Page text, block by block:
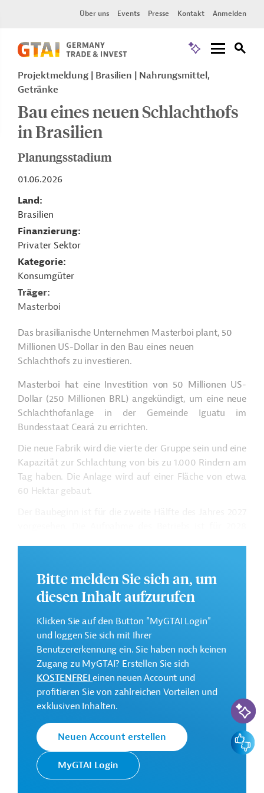
Über uns Events Presse Kontakt Anmelden
Projektmeldung Brasilien
Nahrungsmittel,
Getränke
Bau eines neuen Schlachthofs
in Brasilien
Planungsstadium
01.06.2026
Land
Brasilien
Finanzierung
Privater Sektor
Kategorie
Konsumgüter
Träger
Masterboi
Das brasilianische Unternehmen Masterboi plant, 50
Millionen US-Dollar in den Bau eines neuen
Schlachthofs zu investieren.
Masterboi hat eine Investition von 50 Millionen US-
Dollar (250 Millionen BRL) angekündigt, um eine neue
Schlachthofanlage in der Gemeinde Iguatu im
Bundesstaat Ceará zu errichten.
Die neue Fabrik wird die vierte der Gruppe sein und eine
Kapazität zur Schlachtung von bis zu 1.000 Rindern am
Tag haben. Die Anlage wird auf einer Fläche von etwa
60 Hektar gebaut.
Arbeitsplätze geschaffen werden. Unter
Berücksichtigung indirekter Effekte entlang der
Produktionskette könnte die Zahl auf etwa 1.000
Arbeitsplätze steigen.
Nach Angaben des Unternehmens und der
Landesregierung wurden bei der Wahl des Standorts
Faktoren wie Logistik, Wasserverfügbarkeit, die Präsenz
der Rinderzucht und die Nähe zur Bahnlinie
Transnordestinaberücksichtigt.
Das Projekt wird öffentliche Unterstützung in Form von
Infrastrukturmaßnahmen und steuerlichen Anreizen
erhalten, darunter Wasserversorgungssysteme und
logistische Verbesserungen für den Abtransport der
Produktion.
Bitte melden Sie sich an, um
diesen Inhalt aufzurufen
Klicken Sie auf den Button "MyGTAI Login"
und loggen Sie sich mit Ihrer
Benutzererkennung ein. Sie haben noch keinen
Zugang zu MyGTAI? Erstellen Sie sich
KOSTENFREIeinen neuen Account und
profitieren Sie von zahlreichen Vorteilen und
exklusiven Inhalten.
Neuen Account erstellen
MyGTAI Login
KI-